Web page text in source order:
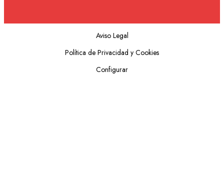
Aviso Legal
Política de Privacidad y Cookies
Configurar